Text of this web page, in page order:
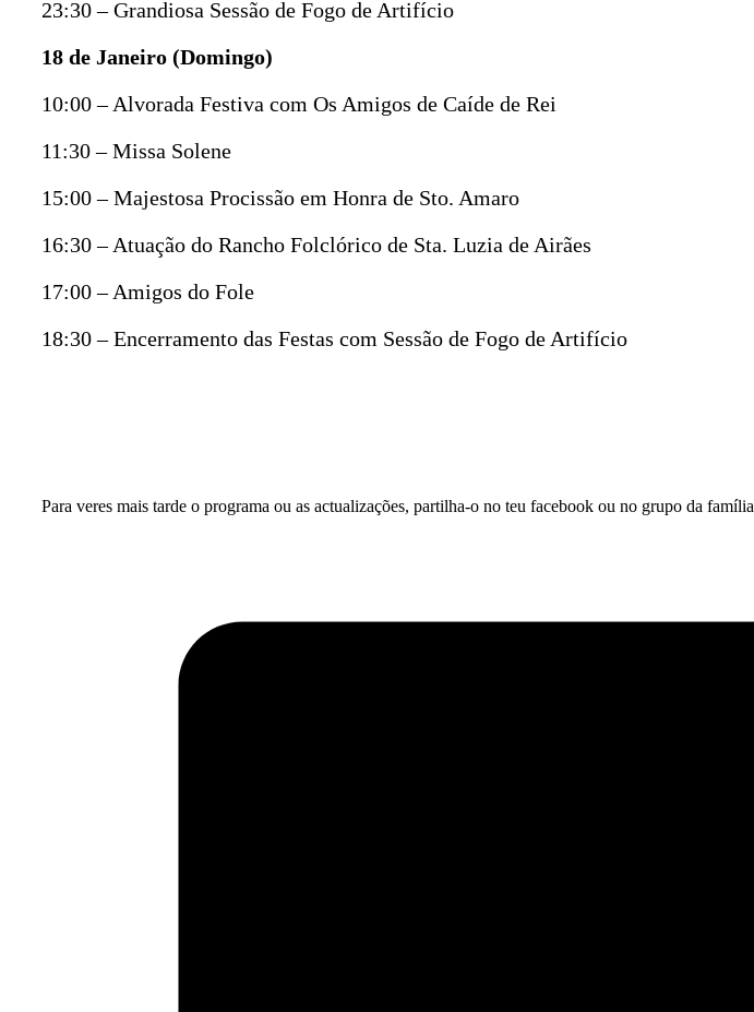
23:30 – Grandiosa Sessão de Fogo de Artifício
18 de Janeiro (Domingo)
10:00 – Alvorada Festiva com Os Amigos de Caíde de Rei
11:30 – Missa Solene
15:00 – Majestosa Procissão em Honra de Sto. Amaro
16:30 – Atuação do Rancho Folclórico de Sta. Luzia de Airães
17:00 – Amigos do Fole
18:30 – Encerramento das Festas com Sessão de Fogo de Artifício
Para veres mais tarde o programa ou as actualizações, partilha-o no teu facebook ou no grupo da família